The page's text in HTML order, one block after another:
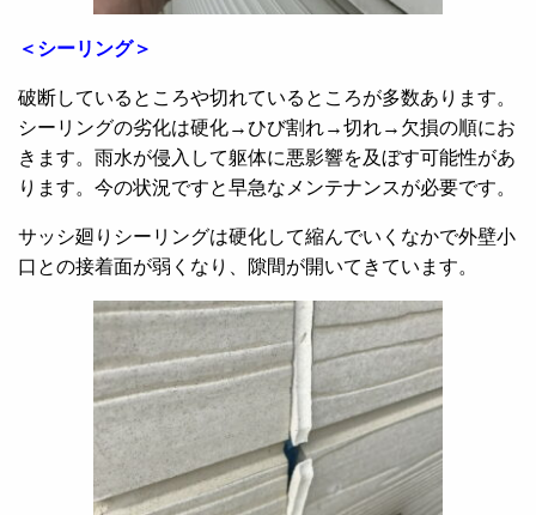
＜シーリング＞
破断しているところや切れているところが多数あります。
シーリングの劣化は硬化→ひび割れ→切れ→欠損の順にお
きます。雨水が侵入して躯体に悪影響を及ぼす可能性があ
ります。今の状況ですと早急なメンテナンスが必要です。
サッシ廻りシーリングは硬化して縮んでいくなかで外壁小
口との接着面が弱くなり、隙間が開いてきています。